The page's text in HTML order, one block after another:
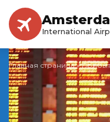
International
Главная страница»